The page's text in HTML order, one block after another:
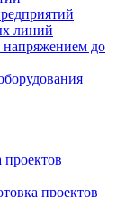
линий
до
проектов
проектов